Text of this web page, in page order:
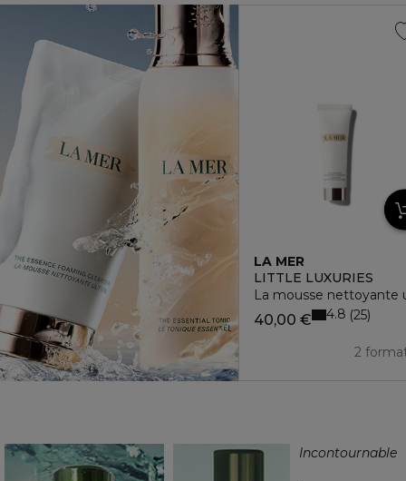
LA MER
LITTLE LUXURIES
La mousse nettoyante
40,00 €
2
4.8 25
Incontournable